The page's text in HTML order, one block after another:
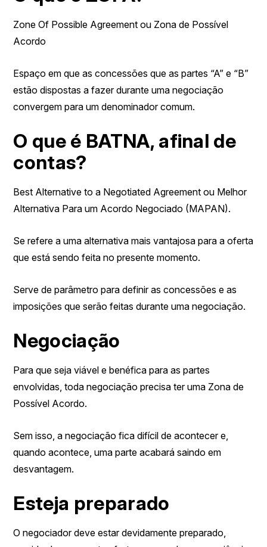
Zone Of Possible Agreement ou Zona de Possível
Acordo
Espaço em que as concessões que as partes “A” e “B”
estão dispostas a fazer durante uma negociação
convergem para um denominador comum.
O que é BATNA, afinal de
contas?
Best Alternative to a Negotiated Agreement ou Melhor
Alternativa Para um Acordo Negociado (MAPAN).
Se refere a uma alternativa mais vantajosa para a oferta
que está sendo feita no presente momento.
Serve de parâmetro para definir as concessões e as
imposições que serão feitas durante uma negociação.
Negociação
Para que seja viável e benéfica para as partes
envolvidas, toda negociação precisa ter uma Zona de
Possível Acordo.
Sem isso, a negociação fica difícil de acontecer e,
quando acontece, uma parte acabará saindo em
desvantagem.
Esteja preparado
O negociador deve estar devidamente preparado,